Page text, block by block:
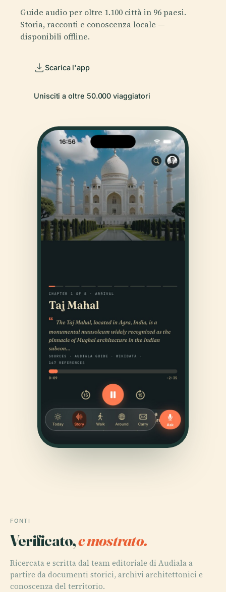
Guide audio per oltre 1.100 città in 96 paesi.
Storia, racconti e conoscenza locale —
disponibili offline.
Scarica l'app
Unisciti a oltre 50.000 viaggiatori
FONTI
Verificato,e mostrato.
Ricercata e scritta dal team editoriale di Audiala a
partire da documenti storici, archivi architettonici e
conoscenza del territorio.